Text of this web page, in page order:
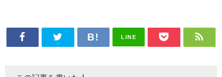
LINE